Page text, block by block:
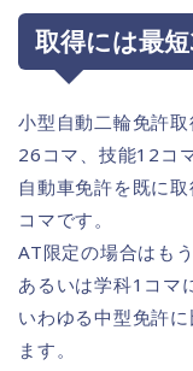
取得には最
小型自動二輪免許
26コマ、技能12コ
自動車免許を既に
コマです。
AT限定の場合はも
あるいは学科1コマ
いわゆる中型免許
ます。